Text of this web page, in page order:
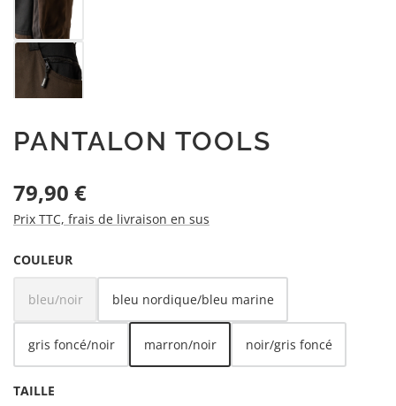
PANTALON TOOLS
Prix régulier :
79,90 €
Prix TTC, frais de livraison en sus
SÉLECTIONNEZ
COULEUR
bleu/noir
(Cette option n'est pas disponible pour le moment.)
bleu nordique/bleu marine
gris foncé/noir marron/noir noir/gris foncé
SÉLECTIONNEZ
TAILLE